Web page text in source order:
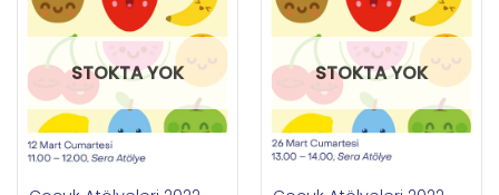
STOKTA YOK STOKTA YOK